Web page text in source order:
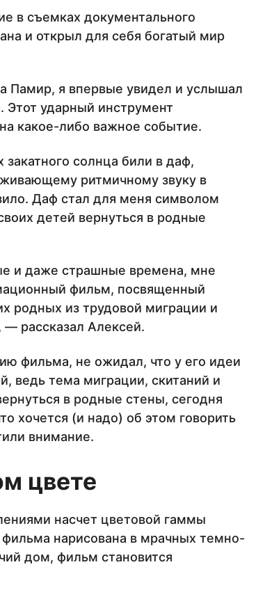
в съемках документального
и открыл для себя богатый мир
Памир, я впервые увидел и услышал
Этот ударный инструмент
какое-либо важное событие.
солнца били в даф,
ритмичному звуку в
Даф стал для меня символом
детей вернуться в родные
и даже страшные времена, мне
фильм, посвященный
родных из трудовой миграции и
— рассказал Алексей.
фильма, не ожидал, что у его идеи
ведь тема миграции, скитаний и
в родные стены, сегодня
хочется (и надо) об этом говорить
внимание.
цвете
насчет цветовой гаммы
нарисована в мрачных темно-
дом, фильм становится